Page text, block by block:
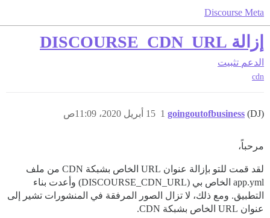
Discourse Meta
إزالة DISCOURSE_CDN_URL
الدعم تثبيت
cdn
goingoutofbusiness (DJ) 15 أبريل 2020، 11:09ص 1
مرحباً،
لقد قمت للتو بإزالة عنوان URL الخاص بشبكة CDN من ملف
app.yml الخاص بي (DISCOURSE_CDN_URL) وأعدت بناء
التطبيق. ومع ذلك، لا تزال الصور المرفقة في المنشورات تشير إلى
عنوان URL الخاص بشبكة CDN.